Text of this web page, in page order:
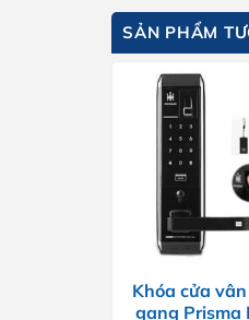
SẢN PHẨM
Khóa cửa
gang Prisma